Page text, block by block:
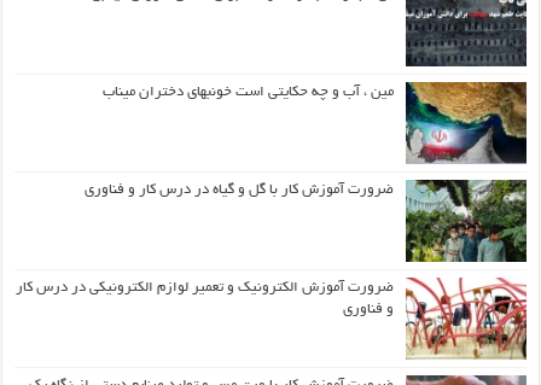
مین ، آب و چه حکایتی است خونبهای دختران میناب
ضرورت آموزش کار با گل و گیاه در درس کار و فناوری
ضرورت آموزش الکترونیک و تعمیر لوازم الکترونیکی در درس کار
و فناوری